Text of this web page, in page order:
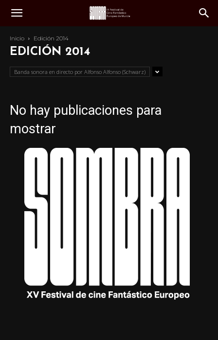
Inicio Edición 2014
EDICIÓN 2014
Banda sonora en directo por Alfonso Alfonso (Schwarz)
No hay publicaciones para
mostrar